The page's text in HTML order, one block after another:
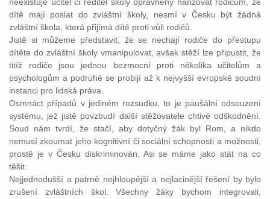
dítě mají poslat do zvláštní školy, nesmí v Česku být žádná
zvláštní škola, která přijímá dítě proti vůli rodičů.
Jistě si můžeme představit, že se nechají rodiče do přestupu
dítěte do zvláštní školy vmanipulovat, avšak stěží lze připustit, že
titíž rodiče jsou jednou bezmocní proti několika učitelům a
psychologům a podruhé se probijí až k nejvyšší evropské soudní
instanci pro lidská práva.
Osmnáct případů v jediném rozsudku, to je paušální odsouzení
systému, jež jistě povzbudí další stěžovatele chtivé odškodnění.
Soud nám tvrdí, že stačí, aby dotyčný žák byl Rom, a nikdo
nemusí zkoumat jeho kognitivní či sociální schopnosti a možnosti,
prostě je v Česku diskriminován. Asi se máme jako stát na co
těšit.
Nejjednodušší a patrně nejhloupější a nejlacinější řešení by bylo
zrušení zvláštních škol. Všechny žáky bychom integrovali,